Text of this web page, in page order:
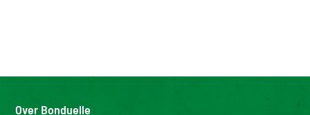
Over Bonduelle